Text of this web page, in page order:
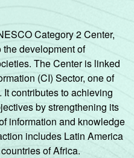
Category 2 Center,
development of
The Center is linked
(CI) Sector, one of
It contributes to achieving
by strengthening its
information and knowledge
includes Latin America
of Africa.